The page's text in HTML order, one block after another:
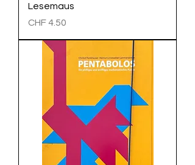
Lesemaus
Preis
CHF 4.50